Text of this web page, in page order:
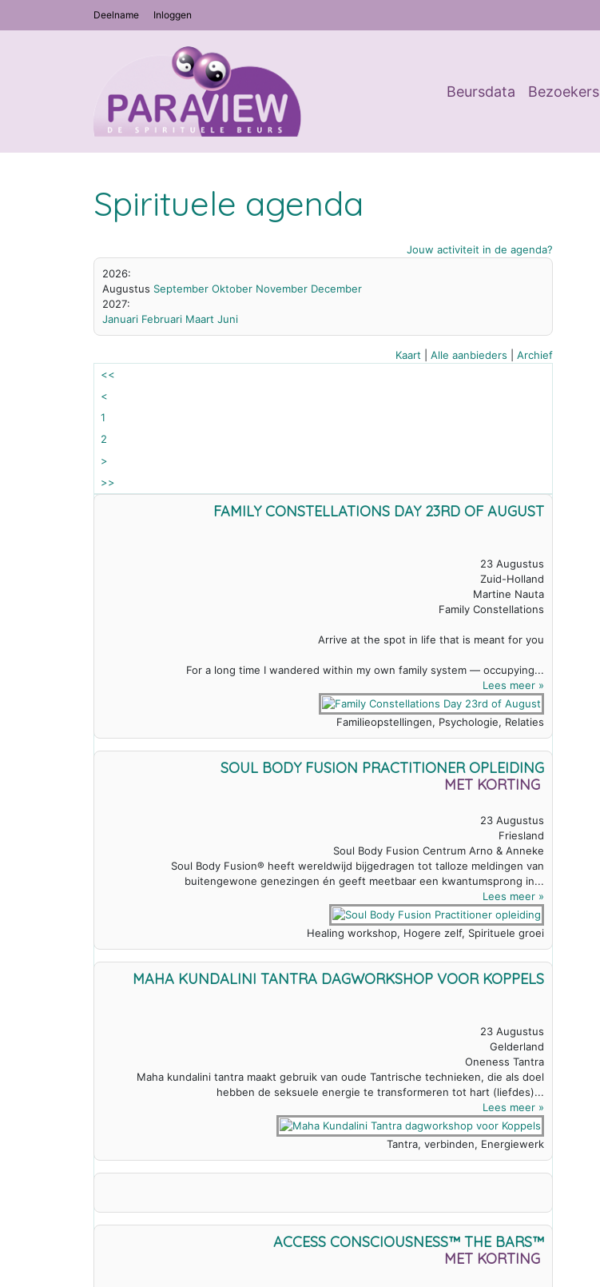
Deelname Inloggen
Beursdata Bezoekers
Spirituele agenda
Jouw activiteit in de agenda?
2026:
Augustus September Oktober November December
2027:
Januari Februari Maart Juni
Kaart Alle aanbieders
Archief
<<
<
1
2
>
>>
FAMILY CONSTELLATIONS DAY 23RD OF AUGUST
23 Augustus
Zuid-Holland
Martine Nauta
Family Constellations
Arrive at the spot in life that is meant for you
For a long time I wandered within my own family system — occupying...
Lees meer »
Familieopstellingen, Psychologie, Relaties
SOUL BODY FUSION PRACTITIONER OPLEIDING
MET KORTING
23 Augustus
Friesland
Soul Body Fusion Centrum Arno & Anneke
Soul Body Fusion® heeft wereldwijd bijgedragen tot talloze meldingen van
buitengewone genezingen én geeft meetbaar een kwantumsprong in...
Lees meer »
Healing workshop, Hogere zelf, Spirituele groei
MAHA KUNDALINI TANTRA DAGWORKSHOP VOOR KOPPELS
23 Augustus
Gelderland
Oneness Tantra
Maha kundalini tantra maakt gebruik van oude Tantrische technieken, die als doel
hebben de seksuele energie te transformeren tot hart (liefdes)...
Lees meer »
Tantra, verbinden, Energiewerk
ACCESS CONSCIOUSNESS™ THE BARS™
MET KORTING